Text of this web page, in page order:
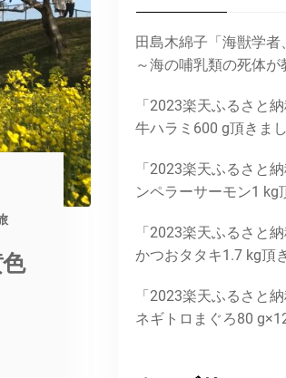
田島木綿子「海獣学者
～海の哺乳類の死体が
「2023楽天ふるさと
牛ハラミ600 g頂きま
「2023楽天ふるさと
ンペラーサーモン1 kg
「2023楽天ふるさと
かつおタタキ1.7 kg頂
「2023楽天ふるさと
ネギトロまぐろ80